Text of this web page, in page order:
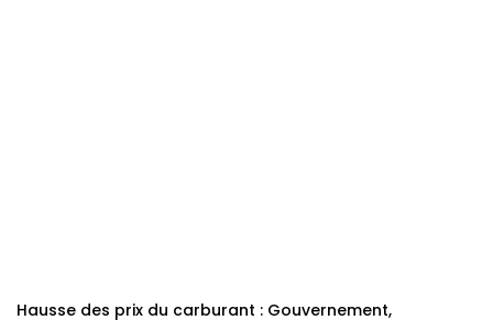
Hausse des prix du carburant : Gouvernement,